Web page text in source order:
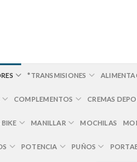
*TRANSMISIONES
COMPLEMENTOS CREMAS
BIKE MANILLAR MOCHILAS
POTENCIA PUÑOS